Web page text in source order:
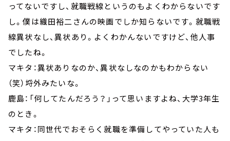
ってないですし、就職戦線というのもよくわからないです
し。僕は織田裕二さんの映画でしか知らないです。就職戦
線異状なし、異状あり。よくわかんないですけど、他人事
でしたね。
マキタ：異状ありなのか、異状なしなのかもわからない
（笑）埒外みたいな。
鹿島：「何してたんだろう？」って思いますよね、大学3年生
のとき。
マキタ：同世代でおそらく就職を準備してやっていた人も